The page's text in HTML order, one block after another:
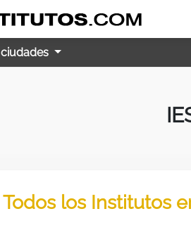
Todos los Institutos